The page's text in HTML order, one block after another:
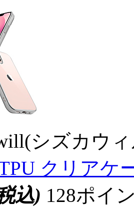
シズカウ
クリアケ
込) 128ポイ